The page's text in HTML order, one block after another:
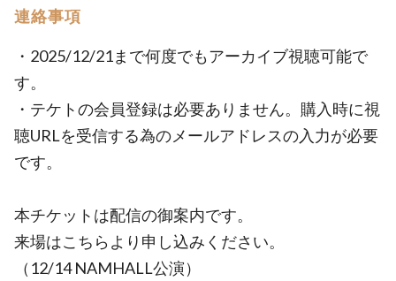
連絡事項
・2025/12/21まで何度でもアーカイブ視聴可能で
す。
・テケトの会員登録は必要ありません。購入時に視
聴URLを受信する為のメールアドレスの入力が必要
です。
本チケットは配信の御案内です。
来場はこちらより申し込みください。
（12/14 NAMHALL公演）